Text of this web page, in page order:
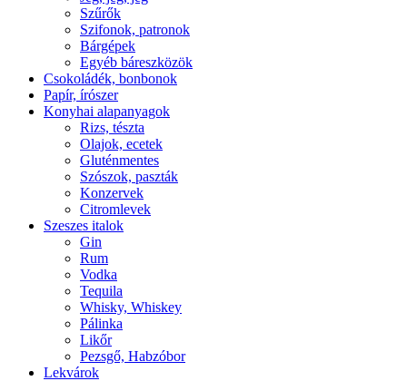
Szűrők
Szifonok, patronok
Bárgépek
Egyéb báreszközök
Csokoládék, bonbonok
Papír, írószer
Konyhai alapanyagok
Rizs, tészta
Olajok, ecetek
Gluténmentes
Szószok, paszták
Konzervek
Citromlevek
Szeszes italok
Gin
Rum
Vodka
Tequila
Whisky, Whiskey
Pálinka
Likőr
Pezsgő, Habzóbor
Lekvárok